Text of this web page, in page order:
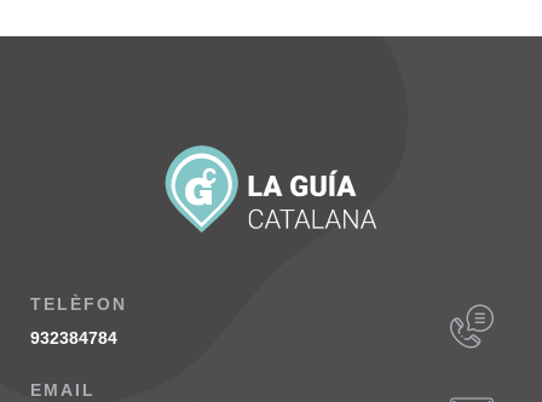
TELÈFON
932384784
EMAIL